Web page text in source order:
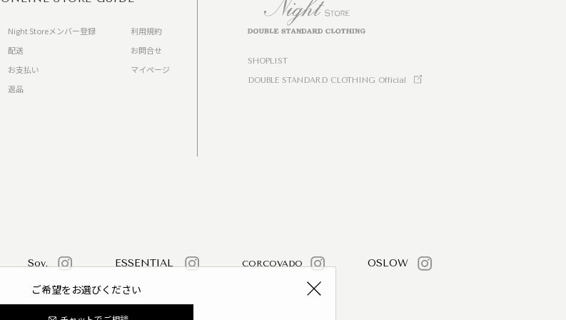
ご希望をお選びください
Night Storeメンバー登録
配送
お支払い
返品
利用規約
お問合せ
マイページ
SHOPLIST
DOUBLE STANDARD CLOTHING Official
Sov. ESSENTIAL CORCOVADO
OSLOW